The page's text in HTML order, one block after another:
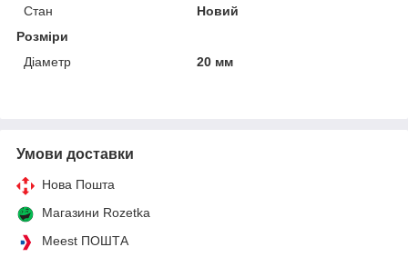
Стан
Новий
Розміри
Діаметр
20 мм
Умови доставки
Нова Пошта
Магазини Rozetka
Meest ПОШТА